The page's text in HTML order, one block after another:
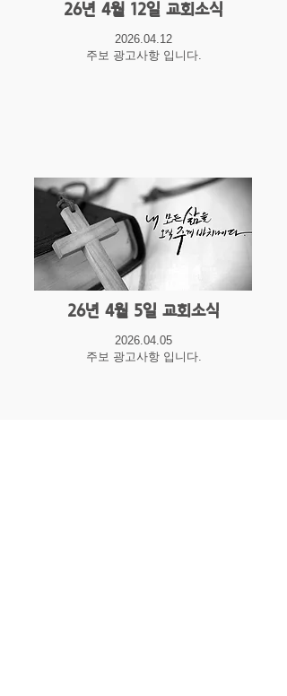
26년 4월 12일 교회소식
2026.04.12
주보 광고사항 입니다.
26년 4월 5일 교회소식
2026.04.05
주보 광고사항 입니다.